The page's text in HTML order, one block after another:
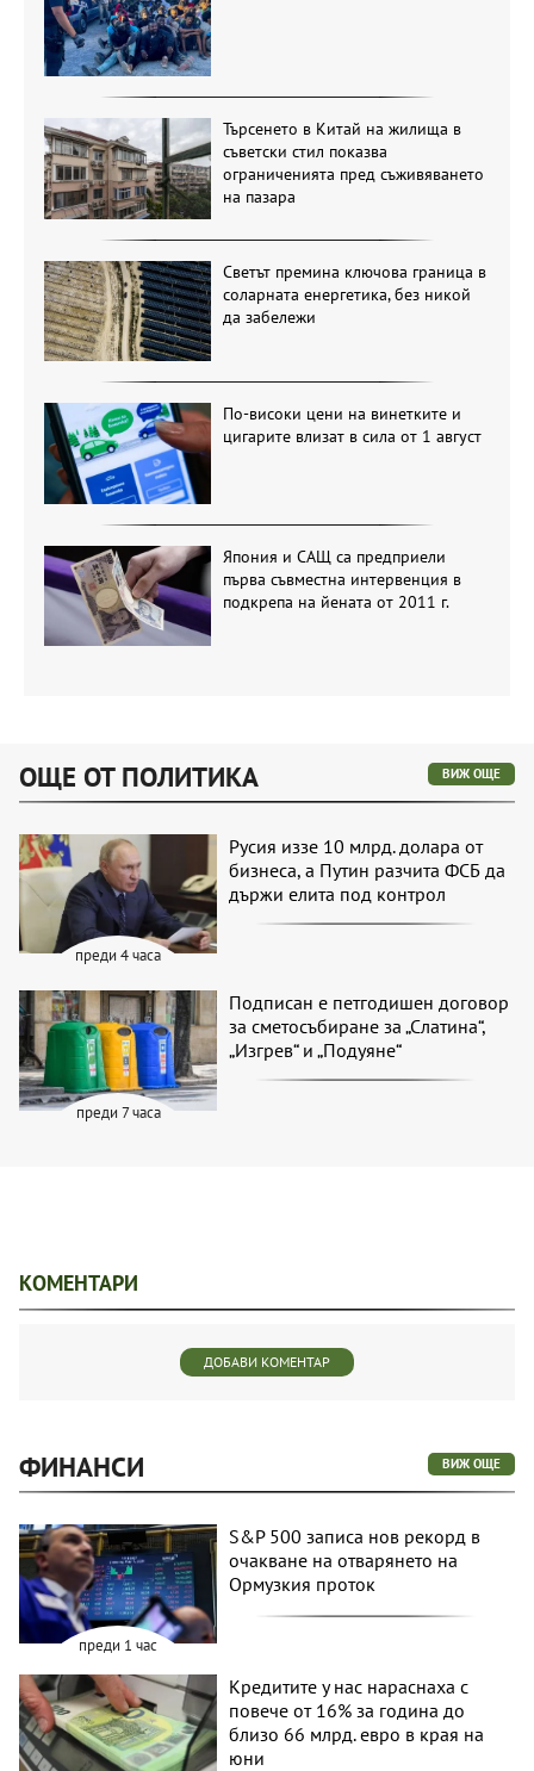
Търсенето в Китай на жилища в
съветски стил показва
ограниченията пред съживяването
на пазара
Светът премина ключова граница в
соларната енергетика, без никой
да забележи
По-високи цени на винетките и
цигарите влизат в сила от 1 август
Япония и САЩ са предприели
първа съвместна интервенция в
подкрепа на йената от 2011 г.
ОЩЕ ОТ ПОЛИТИКА ВИЖ ОЩЕ
преди 4 часа
Русия иззе 10 млрд. долара от
бизнеса, а Путин разчита ФСБ да
държи елита под контрол
преди 7 часа
Подписан е петгодишен договор
за сметосъбиране за „Слатина“,
„Изгрев“ и „Подуяне“
КОМЕНТАРИ
ДОБАВИ КОМЕНТАР
ФИНАНСИ ВИЖ ОЩЕ
преди 1 час
S&P 500 записа нов рекорд в
очакване на отварянето на
Ормузкия проток
Кредитите у нас нараснаха с
повече от 16% за година до
близо 66 млрд. евро в края на
юни